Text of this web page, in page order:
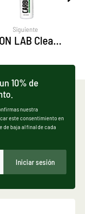
Siguiente
CARBON LAB Cleaning Solution
10% de
nuestra
este consentimiento en
de baja al final de cada
Iniciar sesión